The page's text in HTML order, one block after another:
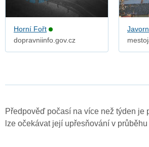
Horní Fořt
dopravniinfo.gov.cz
Předpověď počasí na více než týden je
lze očekávat její upřesňování v